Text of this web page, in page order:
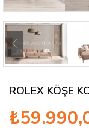
ROLEX KÖŞE